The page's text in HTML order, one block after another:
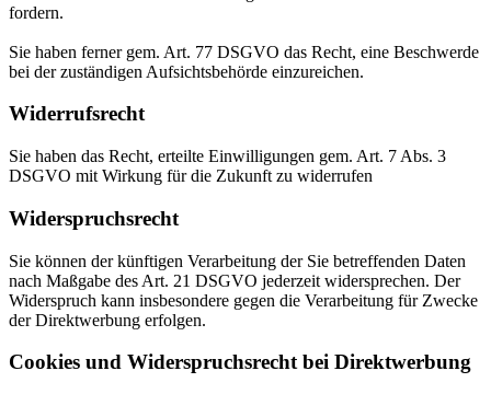
fordern.
Sie haben ferner gem. Art. 77 DSGVO das Recht, eine Beschwerde
bei der zuständigen Aufsichtsbehörde einzureichen.
Widerrufsrecht
Sie haben das Recht, erteilte Einwilligungen gem. Art. 7 Abs. 3
DSGVO mit Wirkung für die Zukunft zu widerrufen
Widerspruchsrecht
Sie können der künftigen Verarbeitung der Sie betreffenden Daten
nach Maßgabe des Art. 21 DSGVO jederzeit widersprechen. Der
Widerspruch kann insbesondere gegen die Verarbeitung für Zwecke
der Direktwerbung erfolgen.
Cookies und Widerspruchsrecht bei Direktwerbung